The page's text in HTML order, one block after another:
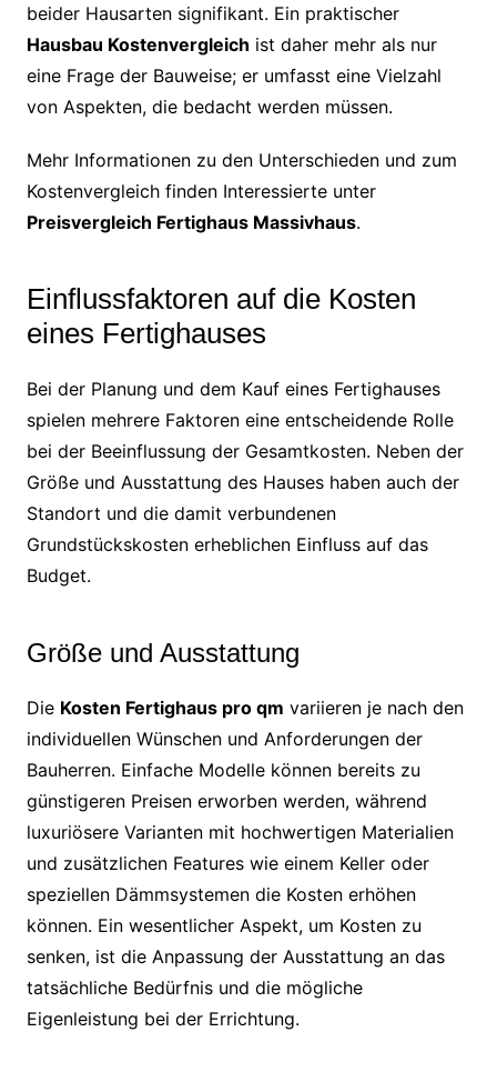
beider Hausarten signifikant. Ein praktischer
Hausbau Kostenvergleich ist daher mehr als nur
eine Frage der Bauweise; er umfasst eine Vielzahl
von Aspekten, die bedacht werden müssen.
Mehr Informationen zu den Unterschieden und zum
Kostenvergleich finden Interessierte unter
Preisvergleich Fertighaus Massivhaus.
Einflussfaktoren auf die Kosten
eines Fertighauses
Bei der Planung und dem Kauf eines Fertighauses
spielen mehrere Faktoren eine entscheidende Rolle
bei der Beeinflussung der Gesamtkosten. Neben der
Größe und Ausstattung des Hauses haben auch der
Standort und die damit verbundenen
Grundstückskosten erheblichen Einfluss auf das
Budget.
Größe und Ausstattung
Die Kosten Fertighaus pro qm variieren je nach den
individuellen Wünschen und Anforderungen der
Bauherren. Einfache Modelle können bereits zu
günstigeren Preisen erworben werden, während
luxuriösere Varianten mit hochwertigen Materialien
und zusätzlichen Features wie einem Keller oder
speziellen Dämmsystemen die Kosten erhöhen
können. Ein wesentlicher Aspekt, um Kosten zu
senken, ist die Anpassung der Ausstattung an das
tatsächliche Bedürfnis und die mögliche
Eigenleistung bei der Errichtung.